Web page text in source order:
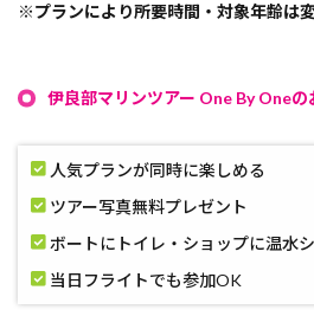
※プランにより所要時間・対象年齢は
伊良部マリンツアー One By Oneの
人気プランが同時に楽しめる
ツアー写真無料プレゼント
ボートにトイレ・ショップに温水
当日フライトでも参加OK